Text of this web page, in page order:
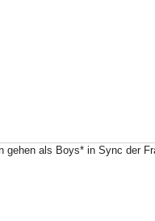
als Boys* in Sync der